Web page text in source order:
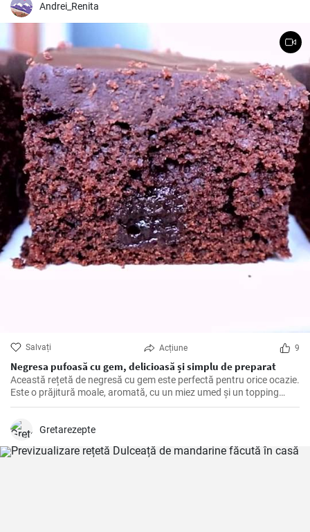
Andrei_Renita
Salvați Acțiune 9
Negresa pufoasă cu gem, delicioasă și simplu de preparat
Această rețetă de negresă cu gem este perfectă pentru orice ocazie.
Este o prăjitură moale, aromată, cu un miez umed și un topping
dulce de gem cu fructe. O rețetă simplă, cu ingrediente obișnuite,
Gretarezepte